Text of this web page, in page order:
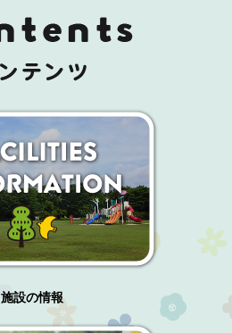
施設の情報